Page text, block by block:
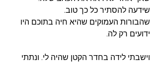
שידעה להסתיר כל כך טוב.
שהבורות העמוקים שהיא חיה בתוכם היו
ידועים רק לה.
וישבתי לידה בחדר הקטן שהיה לי. ונתתי